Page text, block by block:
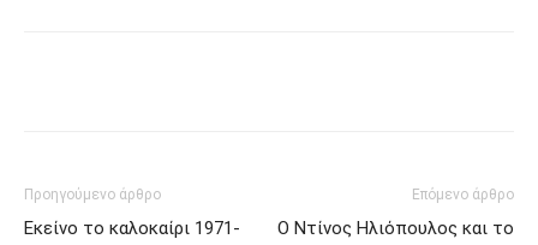
Προηγούμενο άρθρο
Εκείνο το καλοκαίρι 1971-
Επόμενο άρθρο
Ο Ντίνος Ηλιόπουλος και το